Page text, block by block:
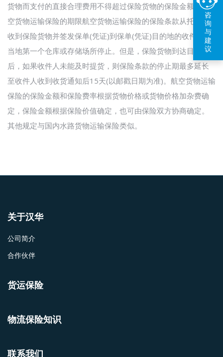
货物而支付的直接合理费用不得超过保险货物的保险金额。航
空货物运输保险的期限航空货物运输保险的保险条款从托运人
收到保险货物并签发保单(凭证)到保单(凭证)目的地的收件人在
当地第一个仓库或存储场所停止。但是，保险货物到达目的地
后，如果收件人未能及时提货，则保险条款的停止期最多延长
至收件人收到收货通知后15天(以邮戳日期为准)。航空货物运输
保险的保险金额和保险费率根据货物价格或货物价格加杂费确
定，保险金额根据保险价值确定，也可由保险双方协商确定。
其他规定与国内水路货物运输保险类似。
关于汉华
公司简介
合作伙伴
货运保险
物流保险知识
联系我们
咨
询
与
建
议